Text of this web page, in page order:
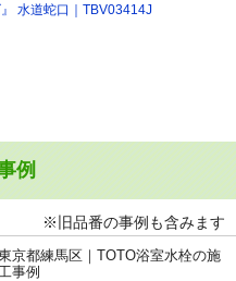
水道蛇口｜TBV03414J
例
※旧品番の事例も含みます
京都練馬区｜TOTO浴室水栓の施
工事例